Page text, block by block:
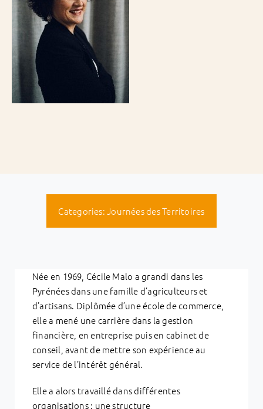
Categories:Journées des Territoires
Née en 1969, Cécile Malo a grandi dans les
Pyrénées dans une famille d’agriculteurs et
d’artisans. Diplômée d’une école de commerce,
elle a mené une carrière dans la gestion
financière, en entreprise puis en cabinet de
conseil, avant de mettre son expérience au
service de l’intérêt général.
Elle a alors travaillé dans différentes
organisations : une structure